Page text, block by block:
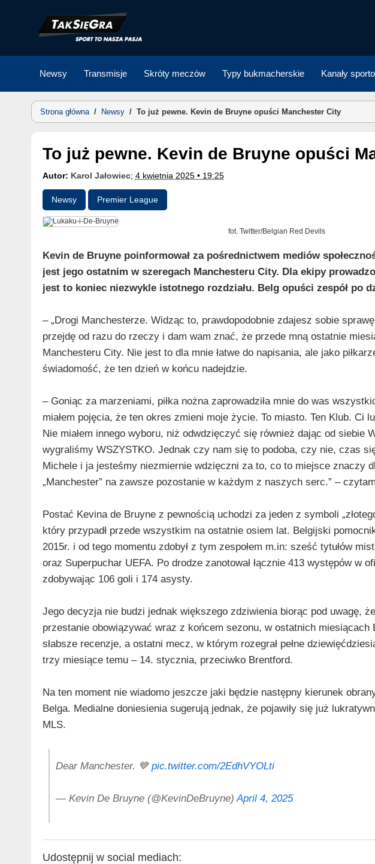
Newsy Transmisje Skróty meczów Typy bukmacherskie Kanały
Strona główna/ Newsy / To już pewne. Kevin de Bruyne opuści Manchester City
To już pewne. Kevin de Bruyne opuści
Autor: Karol Jałowiec; 4 kwietnia 2025 • 19:25
Newsy Premier League
fot. Twitter/Belgian Red Devils
Kevin de Bruyne poinformował za pośrednictwem mediów
jest jego ostatnim w szeregach Manchesteru City. Dla ekipy
jest to koniec niezwykle istotnego rozdziału. Belg opuści zespół po
– „Drogi Manchesterze. Widząc to, prawdopodobnie zdajesz sobie
przejdę od razu do rzeczy i dam wam znać, że przede mną ostatnie
Manchesteru City. Nie jest to dla mnie łatwe do napisania, ale jako
świadomość, że ten dzień w końcu nadejdzie.
– Goniąc za marzeniami, piłka nożna zaprowadziła mnie do was
miałem pojęcia, że ten okres zmieni moje życie. To miasto. Ten Klub. Ci
Nie miałem innego wyboru, niż odwdzięczyć się również dając od siebie
wygraliśmy WSZYSTKO. Jednak czy nam się to podoba, czy nie, czas
Michele i ja jesteśmy niezmiernie wdzięczni za to, co to miejsce znaczy
„Manchester” na zawsze pozostanie w każdym z naszych serc.” –
Postać Kevina de Bruyne z pewnością uchodzi za jeden z symboli
który przypadł przede wszystkim na ostatnie osiem lat. Belgijski
2015r. i od tego momentu zdobył z tym zespołem m.in: sześć tytułów
oraz Superpuchar UEFA. Po drodze zanotował łącznie 413 występów w
zdobywając 106 goli i 174 asysty.
Jego decyzja nie budzi jednak większego zdziwienia biorąc pod uwagę,
przestanie obowiązywać wraz z końcem sezonu, w ostatnich miesiącach
słabsze recenzje, a ostatni mecz, w którym rozegrał pełne
trzy miesiące temu – 14. stycznia, przeciwko Brentford.
Na ten moment nie wiadomo jeszcze jaki będzie następny kierunek
Belga. Medialne doniesienia sugerują jednak, że pojawiły się już
MLS.
Dear Manchester. 💙 pic.twitter.com/2EdhVYOLti
— Kevin De Bruyne (@KevinDeBruyne) April 4, 2025
Udostępnij w social mediach: